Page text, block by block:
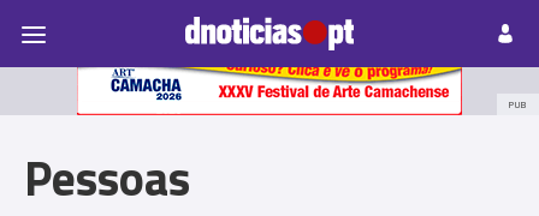
Prazeres Paisagens
PUB
Pessoas